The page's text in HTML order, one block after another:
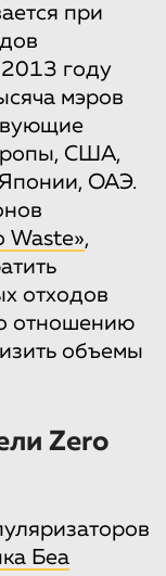
при
году
мэров
США,
ОАЭ.
Waste»,
отходов
отношению
объемы
Zero
Беа